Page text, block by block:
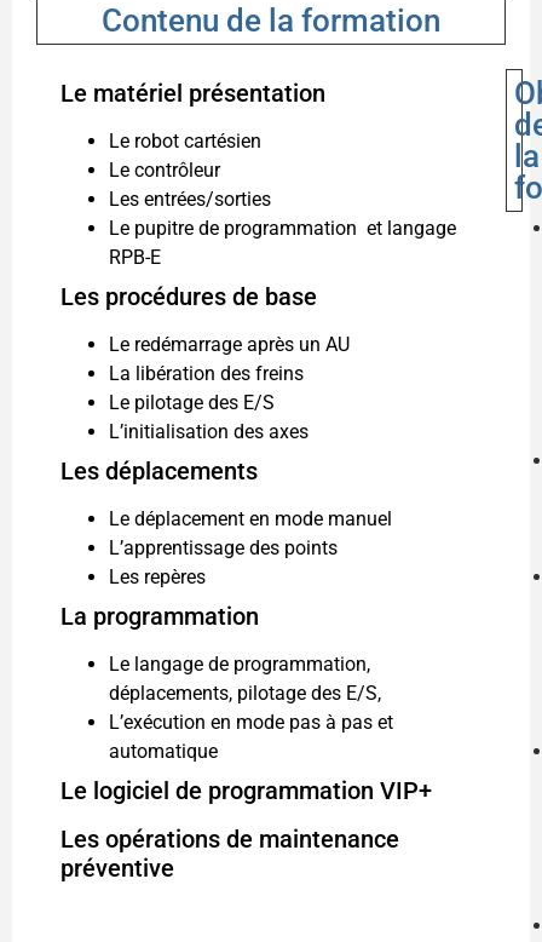
Contenu de la formation
Le matériel présentation
Le robot cartésien
Le contrôleur
Les entrées/sorties
Le pupitre de programmation et langage
RPB-E
Les procédures de base
Le redémarrage après un AU
La libération des freins
Le pilotage des E/S
L’initialisation des axes
Les déplacements
Le déplacement en mode manuel
L’apprentissage des points
Les repères
La programmation
Le langage de programmation,
déplacements, pilotage des E/S,
L’exécution en mode pas à pas et
automatique
Le logiciel de programmation VIP+
Les opérations de maintenance
préventive
la